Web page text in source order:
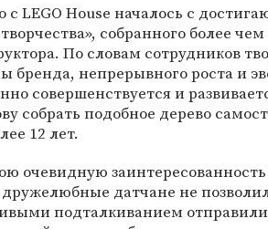
с LEGO House началось с
собранного более
По словам сотрудников
бренда, непрерывного роста и
совершенствуется и
собрать подобное дерево
12 лет.
очевидную заинтересованность
датчане не
подталкиванием отправили